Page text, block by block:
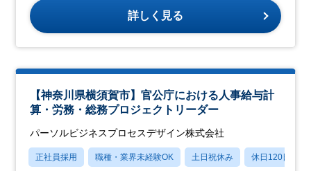
詳しく見る
【神奈川県横須賀市】官公庁における人事給与計
算・労務・総務プロジェクトリーダー
パーソルビジネスプロセスデザイン株式会社
正社員採用 職種・業界未経験OK 土日祝休み 休日120日以上